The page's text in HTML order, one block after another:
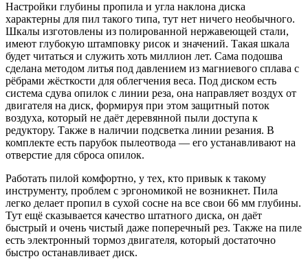
Настройки глубины пропила и угла наклона диска
характерны для пил такого типа, тут нет ничего необычного.
Шкалы изготовлены из полированной нержавеющей стали,
имеют глубокую штамповку рисок и значений. Такая шкала
будет читаться и служить хоть миллион лет. Сама подошва
сделана методом литья под давлением из магниевого сплава с
рёбра­ми жёсткости для облегчения веса. Под диском есть
система сдува опилок с линии реза, она направляет воздух от
двигателя на диск, формируя при этом защитный поток
воздуха, который не даёт деревянной пыли доступа к
редуктору. Также в наличии подсветка линии резания. В
комплекте есть парубок пылеотвода — его устанавливают на
отверстие для сброса опилок.
Работать пилой комфортно, у тех, кто привык к такому
инструменту, проблем с эргономикой не возникнет. Пила
легко делает пропил в сухой сосне на все свои 66 мм глубины.
Тут ещё сказывается качество штатного диска, он даёт
быстрый и очень чистый даже поперечный рез. Также на пиле
есть электронный тормоз двигателя, который достаточно
быстро останавливает диск.